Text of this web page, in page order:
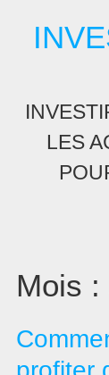
contenu
LES
Mois :